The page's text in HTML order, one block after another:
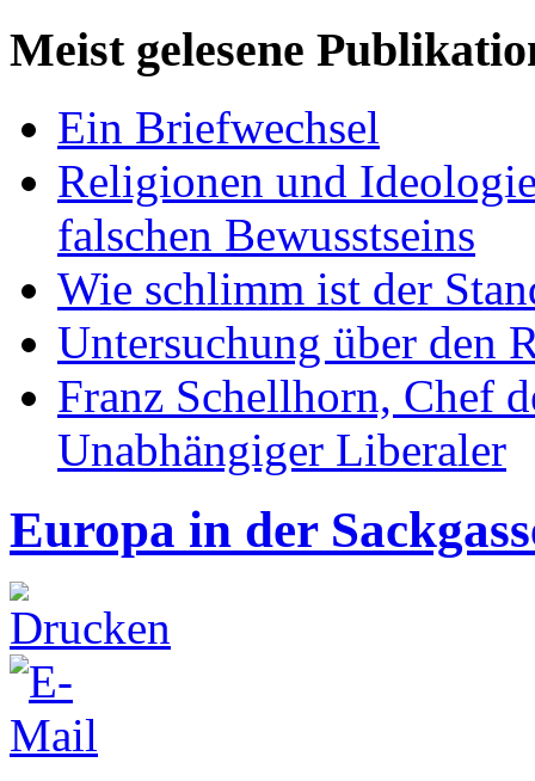
Meist gelesene
Ein Briefwechsel
Religionen und
falschen Bewusstseins
Wie schlimm ist der
Untersuchung über den
Franz Schellhorn, Chef
Unabhängiger Liberaler
Europa in der